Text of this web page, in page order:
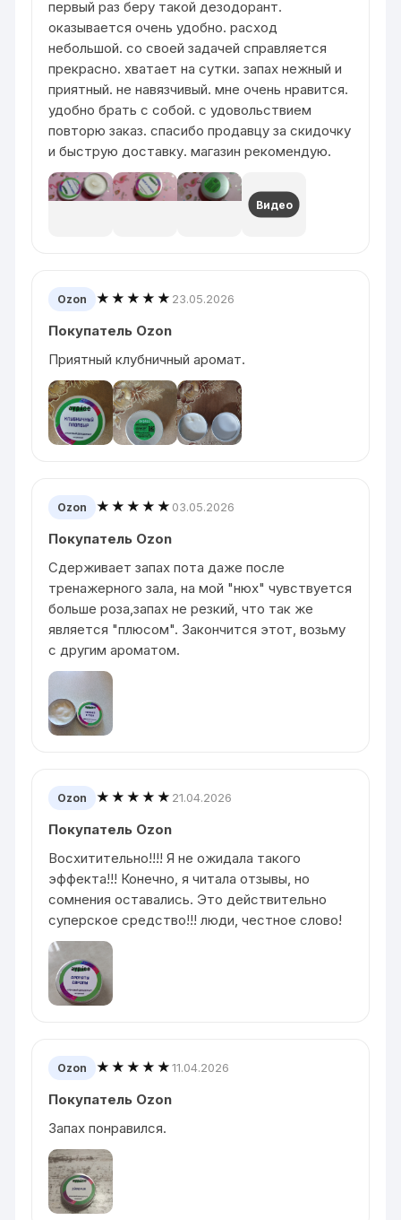
первый раз беру такой дезодорант.
оказывается очень удобно. расход
небольшой. со своей задачей справляется
прекрасно. хватает на сутки. запах нежный и
приятный. не навязчивый. мне очень нравится.
удобно брать с собой. с удовольствием
повторю заказ. спасибо продавцу за скидочку
и быструю доставку. магазин рекомендую.
Видео
Ozon ★★★★★ 23.05.2026
Покупатель Ozon
Приятный клубничный аромат.
Ozon ★★★★★ 03.05.2026
Покупатель Ozon
Сдерживает запах пота даже после
тренажерного зала, на мой "нюх" чувствуется
больше роза,запах не резкий, что так же
является "плюсом". Закончится этот, возьму
с другим ароматом.
Ozon ★★★★★ 21.04.2026
Покупатель Ozon
Восхитительно!!!! Я не ожидала такого
эффекта!!! Конечно, я читала отзывы, но
сомнения оставались. Это действительно
суперское средство!!! люди, честное слово!
Ozon ★★★★★11.04.2026
Покупатель Ozon
Запах понравился.